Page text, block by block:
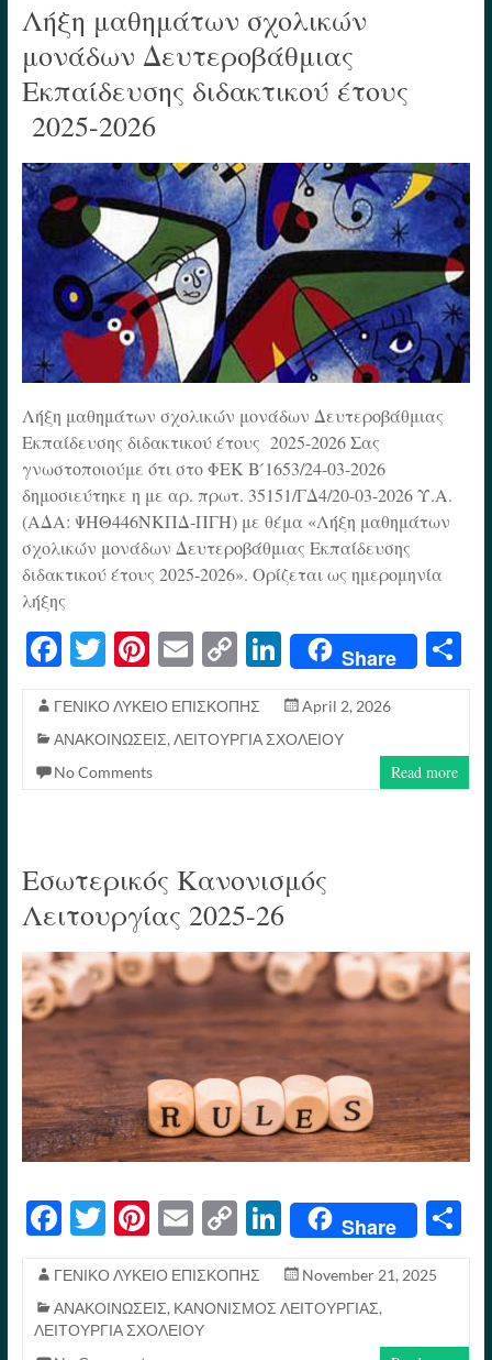
Λήξη μαθημάτων σχολικών
μονάδων Δευτεροβάθμιας
Εκπαίδευσης διδακτικού έτους
2025-2026
Λήξη μαθημάτων σχολικών μονάδων Δευτεροβάθμιας
Εκπαίδευσης διδακτικού έτους 2025-2026 Σας
γνωστοποιούμε ότι στο ΦΕΚ Β ́1653/24-03-2026
δημοσιεύτηκε η με αρ. πρωτ. 35151/ΓΔ4/20-03-2026 Υ.Α.
(ΑΔΑ: ΨΗΘ446ΝΚΠΔ-ΠΓΗ) με θέμα «Λήξη μαθημάτων
σχολικών μονάδων Δευτεροβάθμιας Εκπαίδευσης
διδακτικού έτους 2025-2026». Ορίζεται ως ημερομηνία
λήξης
Fa
bo
ok
T
tte
r
Pi
er
es
t
E
ail
C
y
Li
Li
nk
ed
In
Share S
ΓΕΝΙΚΟ ΛΥΚΕΙΟ ΕΠΙΣΚΟΠΗΣ
April 2, 2026
ΑΝΑΚΟΙΝΩΣΕΙΣ, ΛΕΙΤΟΥΡΓΙΑ ΣΧΟΛΕΙΟΥ
No Comments
Read more
Εσωτερικός Κανονισμός
Λειτουργίας 2025-26
Fa
ce
bo
ok
T
wi
tte
r
Pi
nt
er
es
E
m
ail
C
op
y
Li
Li
nk
ed
In
Share S
ΓΕΝΙΚΟ ΛΥΚΕΙΟ ΕΠΙΣΚΟΠΗΣ
November 21, 2025
ΑΝΑΚΟΙΝΩΣΕΙΣ, ΚΑΝΟΝΙΣΜΟΣ ΛΕΙΤΟΥΡΓΙΑΣ,
ΛΕΙΤΟΥΡΓΙΑ ΣΧΟΛΕΙΟΥ